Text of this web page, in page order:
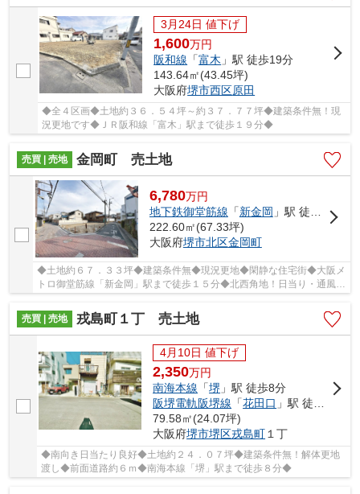
3月24日 値下げ
1,600万円
阪和線 「富木 」駅 徒歩19分
143.64㎡(43.45坪)
大阪府堺市西区原田
◆全４区画◆土地約３６．５４坪～約３７．７７坪◆建築条件無！現
況更地です◆ＪＲ阪和線「富木」駅まで徒歩１９分◆
売買 | 売地 金岡町 売土地
6,780万円
地下鉄御堂筋線 「新金岡 」駅 徒歩15分
222.60㎡(67.33坪)
大阪府堺市北区金岡町
◆土地約６７．３３坪◆建築条件無◆現況更地◆閑静な住宅街◆大阪メ
トロ御堂筋線「新金岡」駅まで徒歩１５分◆北西角地！日当り・通風良
売買 | 売地
戎島町１丁 売土地
4月10日 値下げ
2,350万円
南海本線 「堺 」駅 徒歩8分
阪堺電軌阪堺線 「花田口 」駅 徒歩6分
79.58㎡(24.07坪)
大阪府堺市堺区戎島町 １丁
◆南向き日当たり良好◆土地約２４．０７坪◆建築条件無！解体更地
渡し◆前面道路約６ｍ◆南海本線「堺」駅まで徒歩８分◆